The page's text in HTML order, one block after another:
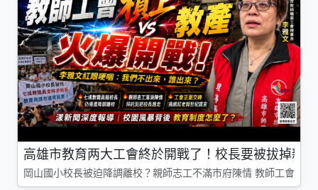
高雄市教育两大工會終於開戰了！校長要被拔掉親
岡山國小校長被迫降調離校？親師志工不滿市府陳情 教師工會槓